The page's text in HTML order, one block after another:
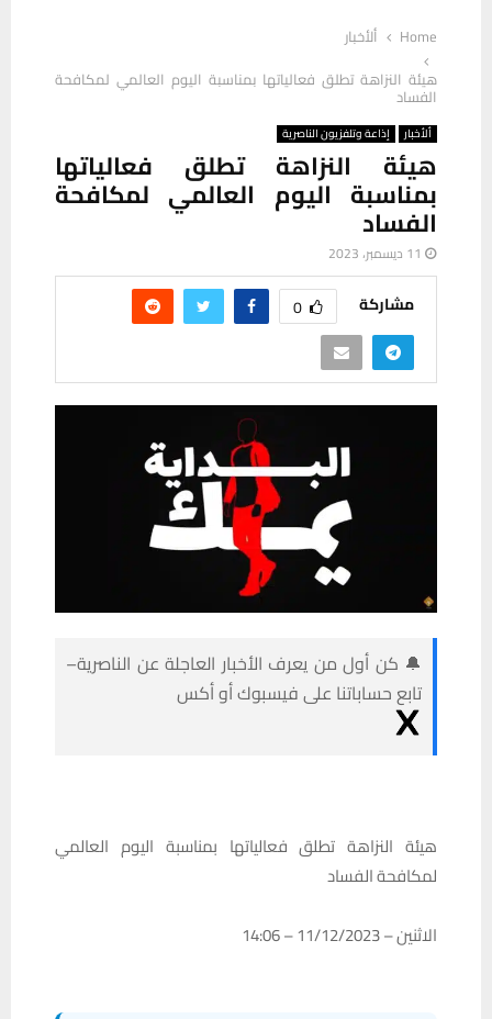
Home
ألأخبار
هيئة النزاهة تطلق فعالياتها بمناسبة اليوم العالمي لمكافحة
الفساد
ألأخبار إذاعة وتلفزيون الناصرية
هيئة النزاهة تطلق فعالياتها
بمناسبة اليوم العالمي لمكافحة
الفساد
11 ديسمبر، 2023
مشاركة 0
🔔 كن أول من يعرف الأخبار العاجلة عن الناصرية–
تابع حساباتنا على فيسبوك أو أكس
هيئة النزاهة تطلق فعالياتها بمناسبة اليوم العالمي
لمكافحة الفساد
الاثنين – 11/12/2023 – 14:06